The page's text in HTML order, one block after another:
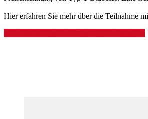
Hier erfahren Sie mehr über die Teilnahme